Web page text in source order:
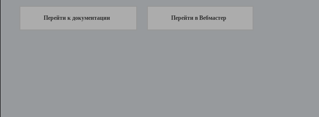
Перейти к документации Перейти в Вебмастер